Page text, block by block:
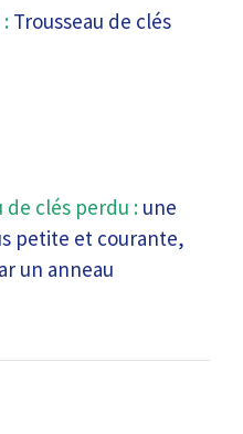
Trousseau de clés
de clés perdu : une
petite et courante,
un anneau